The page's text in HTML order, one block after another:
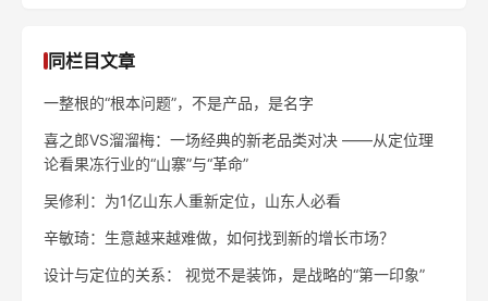
同栏目文章
一整根的“根本问题”，不是产品，是名字
喜之郎VS溜溜梅：一场经典的新老品类对决 ——从定位理
论看果冻行业的“山寨”与“革命”
吴修利：为1亿山东人重新定位，山东人必看
辛敏琦：生意越来越难做，如何找到新的增长市场？
设计与定位的关系： 视觉不是装饰，是战略的“第一印象”